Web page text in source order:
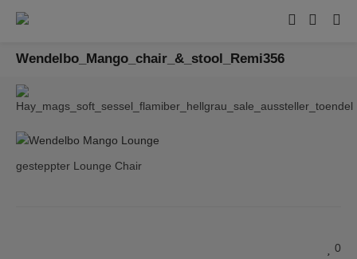
Wendelbo_Mango_chair_&_stool_Remi356
gesteppter Lounge Chair
0